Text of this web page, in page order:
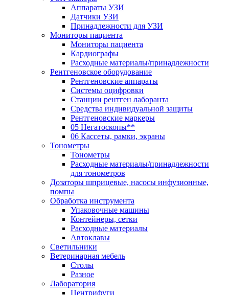
Аппараты УЗИ
Датчики УЗИ
Принадлежности для УЗИ
Мониторы пациента
Мониторы пациента
Кардиографы
Расходные материалы/принадлежности
Рентгеновское оборудование
Рентгеновские аппараты
Системы оцифровки
Станции рентген лаборанта
Средства индивидуальной защиты
Рентгеновские маркеры
05 Негатоскопы**
06 Кассеты, рамки, экраны
Тонометры
Тонометры
Расходные материалы/принадлежности
для тонометров
Дозаторы шприцевые, насосы инфузионные,
помпы
Обработка инструмента
Упаковочные машины
Контейнеры, сетки
Расходные материалы
Автоклавы
Светильники
Ветеринарная мебель
Столы
Разное
Лаборатория
Центрифуги